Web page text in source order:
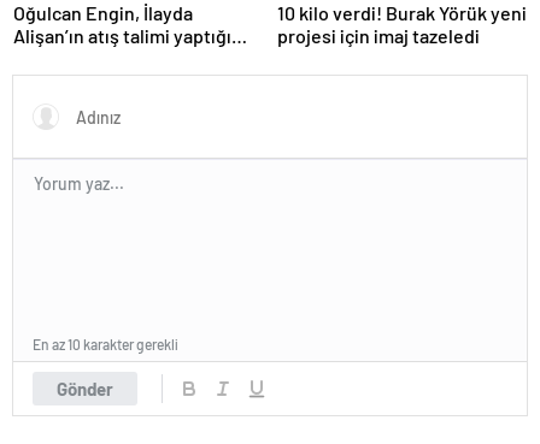
Oğulcan Engin, İlayda
Alişan’ın atış talimi yaptığı
10 kilo verdi! Burak Yörük yeni
projesi için imaj tazeledi
Gönder
En az 10 karakter gerekli